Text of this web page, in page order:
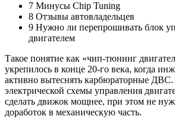
7 Минусы Chip Tuning
8 Отзывы автовладельцев
9 Нужно ли перепрошивать блок
двигателем
Такое понятие как «чип-тюнинг
укрепилось в конце 20-го века, когда
активно вытеснять карбюраторные
электрической схемы управления
сделать движок мощнее, при этом не
доработок в механическую часть.